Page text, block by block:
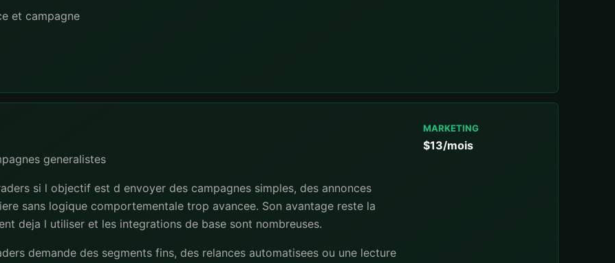
et campagne
generalistes
si l objectif est d envoyer des campagnes simples, des annonces
sans logique comportementale trop avancee. Son avantage reste la
deja l utiliser et les integrations de base sont nombreuses.
demande des segments fins, des relances automatisees ou une lecture
MARKETING
$13/mois